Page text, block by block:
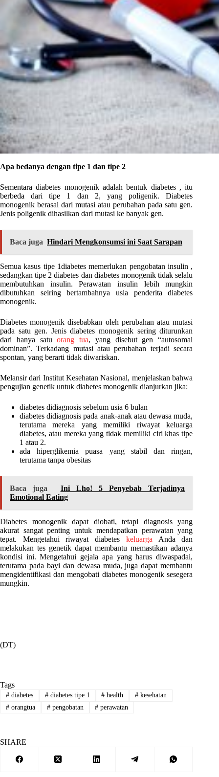
Apa bedanya dengan tipe 1 dan tipe 2
Sementara diabetes monogenik adalah bentuk diabetes , itu
berbeda dari tipe 1 dan 2, yang poligenik. Diabetes
monogenik berasal dari mutasi atau perubahan pada satu gen.
Jenis poligenik dihasilkan dari mutasi ke banyak gen.
Baca juga Hindari Mengkonsumsi ini Saat Sarapan
Semua kasus tipe 1diabetes memerlukan pengobatan insulin ,
sedangkan tipe 2 diabetes dan diabetes monogenik tidak selalu
membutuhkan insulin. Perawatan insulin lebih mungkin
dibutuhkan seiring bertambahnya usia penderita diabetes
monogenik.
Diabetes monogenik disebabkan oleh perubahan atau mutasi
pada satu gen. Jenis diabetes monogenik sering diturunkan
dari hanya satuorang tua, yang disebut gen “autosomal
dominan”. Terkadang mutasi atau perubahan terjadi secara
spontan, yang berarti tidak diwariskan.
Melansir dari Institut Kesehatan Nasional, menjelaskan bahwa
pengujian genetik untuk diabetes monogenik dianjurkan jika:
diabetes didiagnosis sebelum usia 6 bulan
diabetes didiagnosis pada anak-anak atau dewasa muda,
terutama mereka yang memiliki riwayat keluarga
diabetes, atau mereka yang tidak memiliki ciri khas tipe
1 atau 2.
ada hiperglikemia puasa yang stabil dan ringan,
terutama tanpa obesitas
Baca juga
Ini Lho! 5 Penyebab Terjadinya
Emotional Eating
Diabetes monogenik dapat diobati, tetapi diagnosis yang
akurat sangat penting untuk mendapatkan perawatan yang
tepat. Mengetahui riwayat diabetes keluarga Anda dan
melakukan tes genetik dapat membantu memastikan adanya
kondisi ini. Mengetahui gejala apa yang harus diwaspadai,
terutama pada bayi dan dewasa muda, juga dapat membantu
mengidentifikasi dan mengobati diabetes monogenik sesegera
mungkin.
(DT)
Tags
#diabetes #diabetes tipe 1 # health # kesehatan
#orangtua #pengobatan # perawatan
SHARE